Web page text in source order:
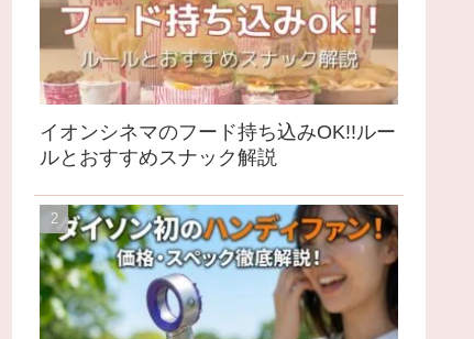
イオンシネマのフード持ち込みOK!!ルー
ルとおすすめスナック解説